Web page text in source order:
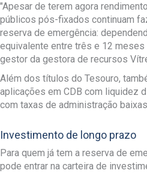
"Apesar de terem agora
públicos pós-fixados continuam
reserva de emergência:
equivalente entre três e 12
gestor da gestora de recursos
Além dos títulos do Tesouro,
aplicações em CDB com liquidez
com taxas de administração
Investimento de longo prazo
Para quem já tem a reserva de
pode entrar na carteira de